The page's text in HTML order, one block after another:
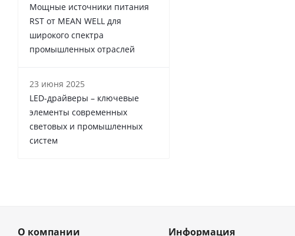
Мощные источники питания
RST от MEAN WELL для
широкого спектра
промышленных отраслей
23 июня 2025
LED-драйверы – ключевые
элементы современных
световых и промышленных
систем
О компании Информация